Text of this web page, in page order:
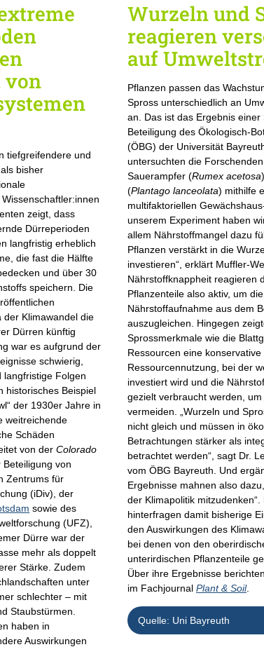
tiefgreifendere und
bisher
zeigt, dass
Dürreperioden
langfristig erheblich
die fast die Hälfte
und über 30
speichern. Die
der Klimawandel die
Dürren künftig
war es aufgrund der
schwierig,
langfristige Folgen
historisches Beispiel
der 1930er Jahre in
weitreichende
Schäden
von derColorado
von
Zentrums für
(iDiv), der
sowie des
(UFZ),
Dürre war der
mehr als doppelt
Stärke. Zudem
unter
schlechter – mit
Staubstürmen.
haben in
Auswirkungen
Wurzeln und
reagieren
auf
Pflanzen passen das
Spross unterschiedlich an
an. Das ist das Ergebnis einer
Beteiligung des Ökologisch-
(ÖBG) der Universität
untersuchten die
Sauerampfer (Rumex acetosa
(Plantago lanceolata) mithilfe
multifaktoriellen
unserem Experiment haben
allem Nährstoffmangel dazu
Pflanzen verstärkt in die
investieren“, erklärt Muffler-
Nährstoffknappheit reagieren
Pflanzenteile also aktiv, um
Nährstoffaufnahme aus dem
auszugleichen. Hingegen
Sprossmerkmale wie die
Ressourcen eine konservative
Ressourcennutzung, bei der
investiert wird und die
gezielt verbraucht werden,
vermeiden. „Wurzeln und
nicht gleich und müssen in
Betrachtungen stärker als
betrachtet werden“, sagt Dr.
vom ÖBG Bayreuth. Und
Ergebnisse mahnen also
der Klimapolitik
hinterfragen damit bisherige
den Auswirkungen des
bei denen von den
unterirdischen Pflanzenteile
Über ihre Ergebnisse
im FachjournalPlant & Soil.
Quelle: Uni Bayreuth